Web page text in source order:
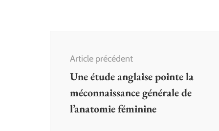
d'article
Article précédent
Une étude anglaise pointe la
méconnaissance générale de
l’anatomie féminine